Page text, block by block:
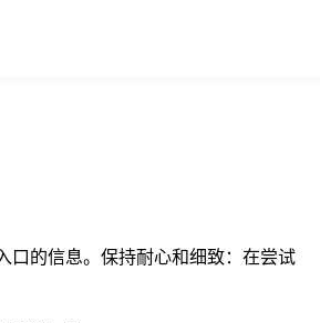
口的信息。保持耐心和细致：在尝试